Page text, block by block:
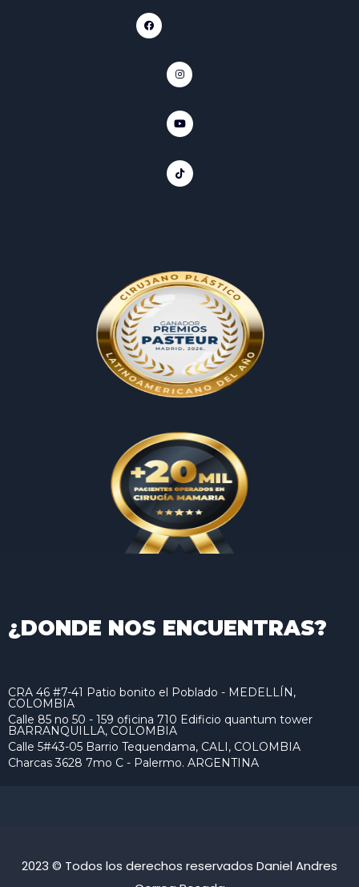
¿DONDE NOS ENCUENTRAS?
CRA 46 #7-41 Patio bonito el Poblado - MEDELLÍN,
COLOMBIA
Calle 85 no 50 - 159 oficina 710 Edificio quantum tower
BARRANQUILLA, COLOMBIA
Calle 5#43-05 Barrio Tequendama, CALI, COLOMBIA
Charcas 3628 7mo C - Palermo. ARGENTINA
2023 © Todos los derechos reservados Daniel Andres